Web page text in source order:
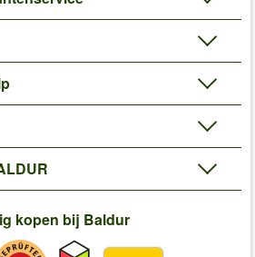
2,8 x 4,9 cm
Crush' F1'
kopen bij Baldur